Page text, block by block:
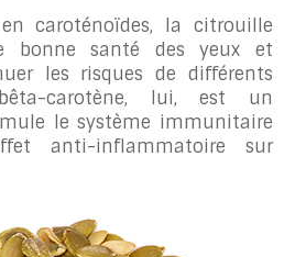
caroténoïdes, la citrouille
bonne santé des yeux et
les risques de différents
carotène, lui, est un
le système immunitaire
anti-inflammatoire sur